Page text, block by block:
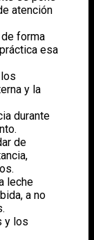
atención
forma
esa
y la
durante
de
leche
a no
y los